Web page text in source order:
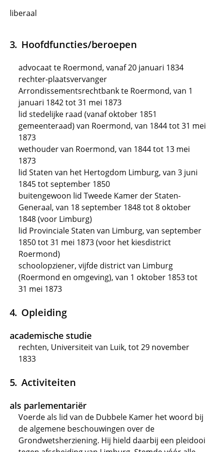
liberaal
Hoofdfuncties/beroepen
advocaat te Roermond, vanaf 20 januari 1834
rechter-plaatsvervanger
Arrondissementsrechtbank te Roermond, van 1
januari 1842 tot 31 mei 1873
lid stedelijke raad (vanaf oktober 1851
gemeenteraad) van Roermond, van 1844 tot 31 mei
1873
wethouder van Roermond, van 1844 tot 13 mei
1873
lid Staten van het Hertogdom Limburg, van 3 juni
1845 tot september 1850
buitengewoon lid Tweede Kamer der Staten-
Generaal, van 18 september 1848 tot 8 oktober
1848 (voor Limburg)
lid Provinciale Staten van Limburg, van september
1850 tot 31 mei 1873 (voor het kiesdistrict
Roermond)
schoolopziener, vijfde district van Limburg
(Roermond en omgeving), van 1 oktober 1853 tot
31 mei 1873
Opleiding
academische studie
rechten, Universiteit van Luik, tot 29 november
1833
Activiteiten
als parlementariër
Voerde als lid van de Dubbele Kamer het woord bij
de algemene beschouwingen over de
Grondwetsherziening. Hij hield daarbij een pleidooi